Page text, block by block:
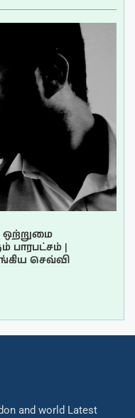
பாரபட்சம் |
செவ்வி
and world Latest